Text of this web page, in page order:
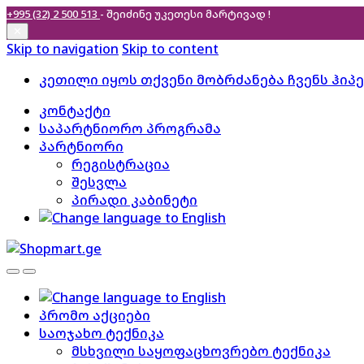
+995 (32) 2 500 513 - შეიძინე უკეთესი მარტივად !
Skip to navigation Skip to content
კეთილი იყოს თქვენი მობრძანება ჩვენს
კონტაქტი
საპარტნიორო პროგრამა
პარტნიორი
რეგისტრაცია
შესვლა
პირადი კაბინეტი
პრომო აქციები
საოჯახო ტექნიკა
მსხვილი საყოფაცხოვრებო ტექნიკა